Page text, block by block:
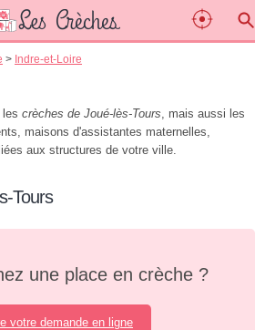
> Indre-et-Loire
crèches de Joué-lès-Tours, mais aussi les
maisons d'assistantes maternelles,
aux structures de votre ville.
Tours
une place en crèche ?
votre demande en ligne